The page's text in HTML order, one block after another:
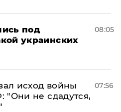
под
украинских
08:05
исход войны
"Они не сдадутся,
07:56